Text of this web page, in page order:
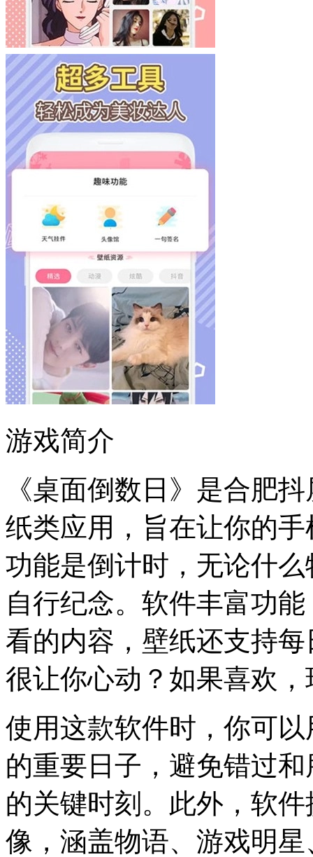
游戏简介
《桌面倒数日》是合肥
纸类应用，旨在让你的
功能是倒计时，无论什
自行纪念。软件丰富功
看的内容，壁纸还支持
很让你心动？如果喜欢
使用这款软件时，你可
的重要日子，避免错过
的关键时刻。此外，软
像，涵盖物语、游戏明